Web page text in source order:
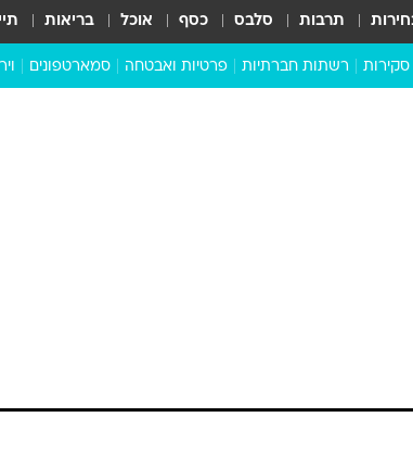
תרבות סלבס כסף אוכל בריאות
סקירות רשתות חברתיות פרטיות ואבטחה סמארטפונים